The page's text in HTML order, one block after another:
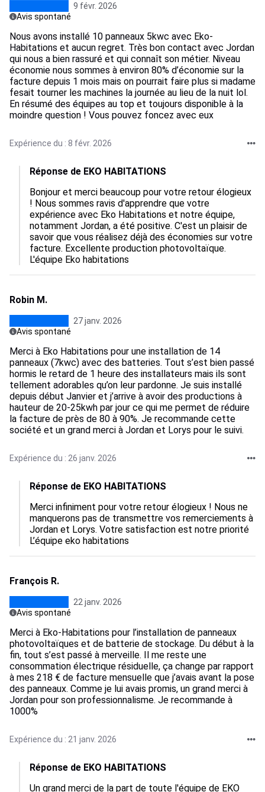
9 févr. 2026
Avis spontané
Nous avons installé 10 panneaux 5kwc avec Eko-
Habitations et aucun regret. Très bon contact avec Jordan
qui nous a bien rassuré et qui connaît son métier. Niveau
économie nous sommes à environ 80% d’économie sur la
facture depuis 1 mois mais on pourrait faire plus si madame
fesait tourner les machines la journée au lieu de la nuit lol.
En résumé des équipes au top et toujours disponible à la
moindre question ! Vous pouvez foncez avec eux
Expérience du : 8 févr. 2026
Réponse de EKO HABITATIONS
Bonjour et merci beaucoup pour votre retour élogieux
! Nous sommes ravis d'apprendre que votre
expérience avec Eko Habitations et notre équipe,
notamment Jordan, a été positive. C'est un plaisir de
savoir que vous réalisez déjà des économies sur votre
facture. Excellente production photovoltaïque.
L'équipe Eko habitations
Robin M.
27 janv. 2026
Avis spontané
Merci à Eko Habitations pour une installation de 14
panneaux (7kwc) avec des batteries. Tout s’est bien passé
hormis le retard de 1 heure des installateurs mais ils sont
tellement adorables qu’on leur pardonne. Je suis installé
depuis début Janvier et j’arrive à avoir des productions à
hauteur de 20-25kwh par jour ce qui me permet de réduire
la facture de près de 80 à 90%. Je recommande cette
société et un grand merci à Jordan et Lorys pour le suivi.
Expérience du : 26 janv. 2026
Réponse de EKO HABITATIONS
Merci infiniment pour votre retour élogieux ! Nous ne
manquerons pas de transmettre vos remerciements à
Jordan et Lorys. Votre satisfaction est notre priorité
L’équipe eko habitations
François R.
22 janv. 2026
Avis spontané
Merci à Eko-Habitations pour l’installation de panneaux
photovoltaïques et de batterie de stockage. Du début à la
fin, tout s’est passé à merveille. Il me reste une
consommation électrique résiduelle, ça change par rapport
à mes 218 € de facture mensuelle que j’avais avant la pose
des panneaux. Comme je lui avais promis, un grand merci à
Jordan pour son professionnalisme. Je recommande à
1000%
Expérience du : 21 janv. 2026
Réponse de EKO HABITATIONS
Un grand merci de la part de toute l'équipe de EKO